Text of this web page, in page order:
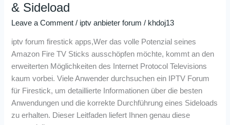
& Sideload
Leave a Comment / iptv anbieter forum / khdoj13
iptv forum firestick apps,Wer das volle Potenzial seines
Amazon Fire TV Sticks ausschöpfen möchte, kommt an den
erweiterten Möglichkeiten des Internet Protocol Televisions
kaum vorbei. Viele Anwender durchsuchen ein IPTV Forum
für Firestick, um detaillierte Informationen über die besten
Anwendungen und die korrekte Durchführung eines Sideloads
zu erhalten. Dieser Leitfaden liefert Ihnen genau diese